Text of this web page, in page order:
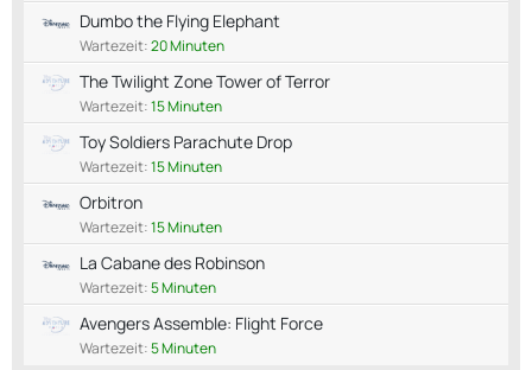
Dumbo the Flying Elephant
Wartezeit:20 Minuten
The Twilight Zone Tower of Terror
Wartezeit:15 Minuten
Toy Soldiers Parachute Drop
Wartezeit:15 Minuten
Orbitron
Wartezeit:15 Minuten
La Cabane des Robinson
Wartezeit:5 Minuten
Avengers Assemble: Flight Force
Wartezeit:5 Minuten